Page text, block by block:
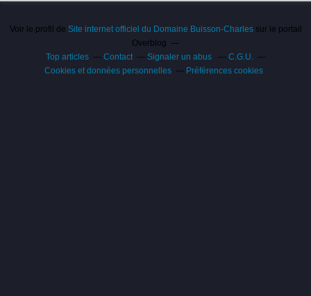
Voir le profil de Site internet officiel du Domaine Buisson-Charlessur le portail
Overblog
Top articles
Contact Signaler un abus
C.G.U.
Cookies et données personnelles
Préférences cookies